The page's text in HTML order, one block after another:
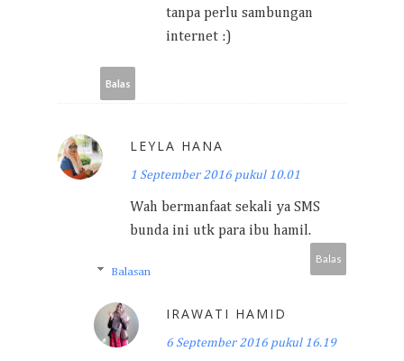
tanpa perlu sambungan
internet :)
Balas
LEYLA HANA
1 September 2016 pukul 10.01
Wah bermanfaat sekali ya SMS
bunda ini utk para ibu hamil.
Balas
Balasan
IRAWATI HAMID
6 September 2016 pukul 16.19